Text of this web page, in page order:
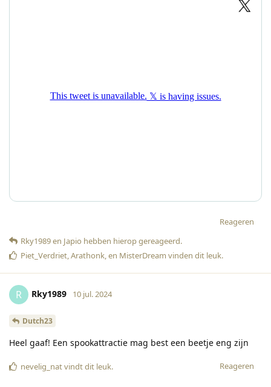
Reageren
Rky1989en Japio hebben hierop gereageerd.
Piet_Verdriet,Arathonk, en MisterDream vinden dit leuk.
R Rky1989 10 jul. 2024
Dutch23
Heel gaaf! Een spookattractie mag best een beetje eng zijn
Reageren
nevelig_natvindt dit leuk.